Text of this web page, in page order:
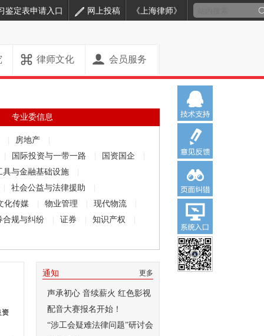
鉴定表申请入口 网上投稿 《上海律师》
律师文化 会员服务
专业委信息
房地产
国际投资与一带一路 国资国企
具与金融基础设施
社会公益与法律援助
化传媒 物业管理 现代物流
合规与纠纷 证券 知识产权
资
更多
通知
声承初心 音续薪火 红色影视
配音大赛报名开始！
“涉工会疑难法律问题”研讨会